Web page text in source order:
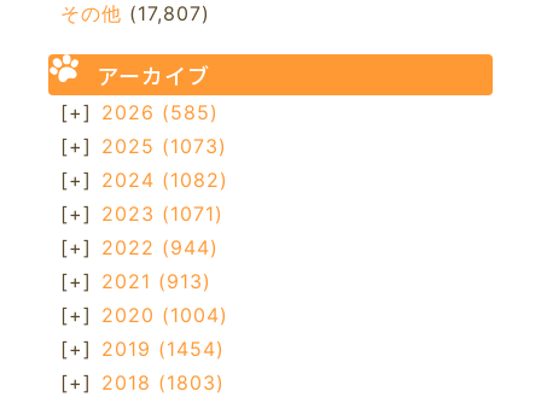
その他 (17,807)
アーカイブ
[+] 2026 (585)
[+] 2025 (1073)
[+] 2024 (1082)
[+] 2023 (1071)
[+] 2022 (944)
[+] 2021 (913)
[+] 2020 (1004)
[+] 2019 (1454)
[+] 2018 (1803)